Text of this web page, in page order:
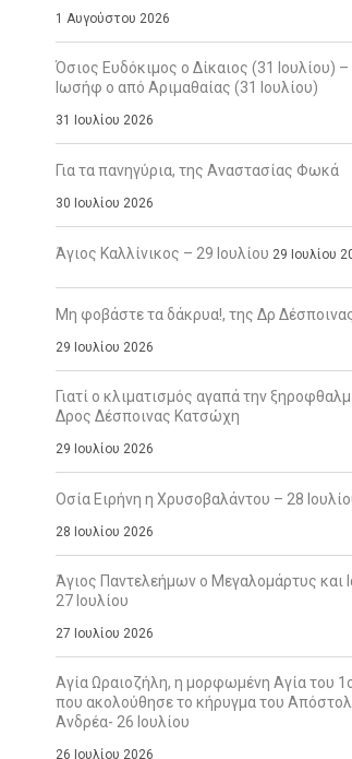
1 Αυγούστου 2026
Όσιος Ευδόκιμος ο Δίκαιος (31 Ιουλίου) –
Ιωσήφ ο από Αριμαθαίας (31 Ιουλίου)
31 Ιουλίου 2026
Για τα πανηγύρια, της Αναστασίας Φωκά
30 Ιουλίου 2026
Άγιος Καλλίνικος – 29 Ιουλίου 29 Ιουλίου
Μη φοβάστε τα δάκρυα!, της Δρ
29 Ιουλίου 2026
Γιατί ο κλιματισμός αγαπά την
Δρος Δέσποινας Κατσώχη
29 Ιουλίου 2026
Οσία Ειρήνη η Χρυσοβαλάντου – 28
28 Ιουλίου 2026
Άγιος Παντελεήμων ο Μεγαλομάρτυς και
27 Ιουλίου
27 Ιουλίου 2026
Αγία Ωραιοζήλη, η μορφωμένη Αγία του
που ακολούθησε το κήρυγμα του
Ανδρέα- 26 Ιουλίου
26 Ιουλίου 2026